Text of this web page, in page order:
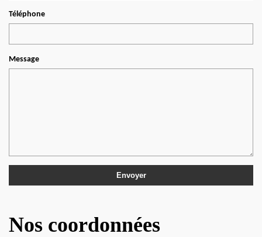
Téléphone
Message
Nos coordonnées